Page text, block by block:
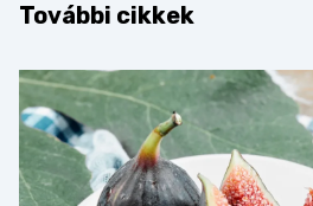
További cikkek